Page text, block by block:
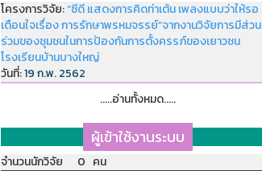
โครงการวิจัย:“ซีดี แสดงการคิดท่าเต้น เพลงแบบว่าให้รอ
เตือนใจเรื่อง การรักษาพรหมจรรย์”จากงานวิจัยการมีส่วน
ร่วมของชุมชนในการป้องกันการตั้งครรภ์ของเยาวชน
โรงเรียนบ้านบางใหญ่
วันที่:19 ก.พ. 2562
.....อ่านทั้งหมด.....
ผู้เข้าใช้งานระบบ
จำนวนนักวิจัย 0 คน